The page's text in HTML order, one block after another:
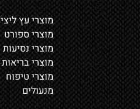
תשלום מאובטח
מוצרי עץ ליצירה
מוצרי ספורט
מוצרי נסיעות
מוצרי בריאות